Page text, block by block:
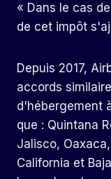
« Dans le cas
de cet impôt
Depuis 2017,
accords
d'hébergement
que : Quintana
Jalisco,
California et